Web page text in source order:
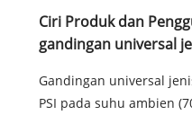
Ciri Produk dan
gandingan universal
Gandingan universal
PSI pada suhu ambien